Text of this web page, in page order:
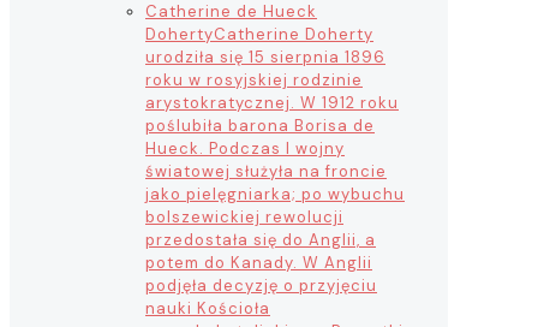
Catherine de Hueck
DohertyCatherine Doherty
urodziła się 15 sierpnia 1896
roku w rosyjskiej rodzinie
arystokratycznej. W 1912 roku
poślubiła barona Borisa de
Hueck. Podczas I wojny
światowej służyła na froncie
jako pielęgniarka; po wybuchu
bolszewickiej rewolucji
przedostała się do Anglii, a
potem do Kanady. W Anglii
podjęła decyzję o przyjęciu
nauki Kościoła